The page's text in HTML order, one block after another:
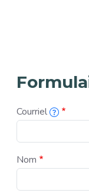
Courriel
Nom